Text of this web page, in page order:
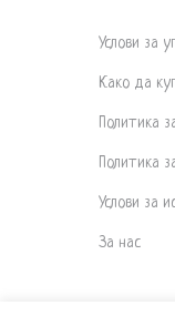
Услови за
Како да
Политика
Политика
Услови за
За нас